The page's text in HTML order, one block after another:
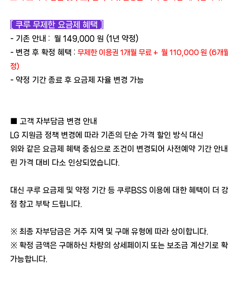
[ 쿠루 무제한 요금제 혜택 ]
- 기존 안내 : 월 149,000 원 (1년 약정)
- 변경 후 확정 혜택 : 무제한 이용권 1 개월 무료 + 월 110,000 원 (6개
정)
- 약정 기간 종료 후 요금제 자율 변경 가능
■ 고객 자부담금 변경 안내
LG 지원금 정책 변경에 따라 기존의 단순 가격 할인 방식 대신
위와 같은 요금제 혜택 중심으로 조건이 변경되어 사전예약 기간 안
린 가격 대비 다소 인상되었습니다.
대신 쿠루 요금제 및 약정 기간 등 쿠루BSS 이용에 대한 혜택이 더
점 참고 부탁 드립니다.
※ 최종 자부담금은 거주 지역 및 구매 유형에 따라 상이합니다.
※ 확정 금액은 구매하신 차량의 상세페이지 또는 보조금 계산기로
가능합니다.